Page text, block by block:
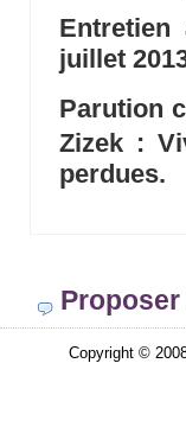
juillet
Parution
Zizek :
perdues.
Copyright ©